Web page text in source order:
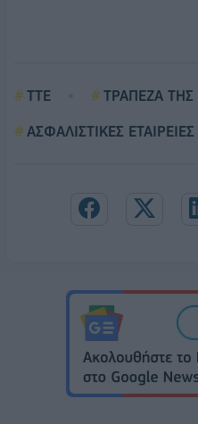
ΤΤΕ
ΤΡΑΠΕΖΑ
ΑΣΦΑΛΙΣΤΙΚΕΣ ΕΤΑΙΡΕΙΕΣ